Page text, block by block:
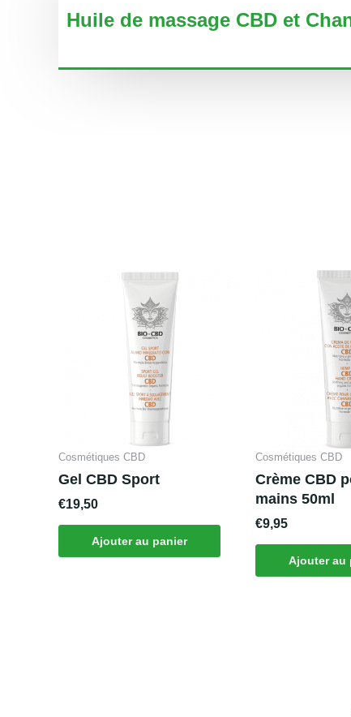
Huile de massage CBD et
Cosmétiques CBD
Gel CBD Sport
€19,50
Ajouter au panier
Cosmétiques CBD
Crème CBD
mains 50ml
€9,95
Ajouter au